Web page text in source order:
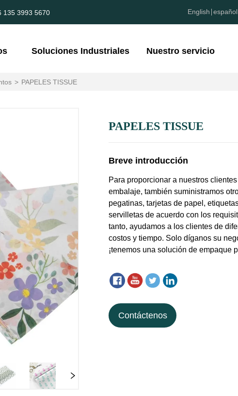
135 3993 5670 English español
Soluciones Industriales Nuestro servicio
> PAPELES TISSUE
PAPELES TISSUE
Contáctenos